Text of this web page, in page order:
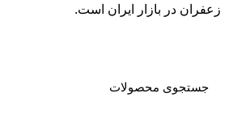
زعفران در بازار ایران است.